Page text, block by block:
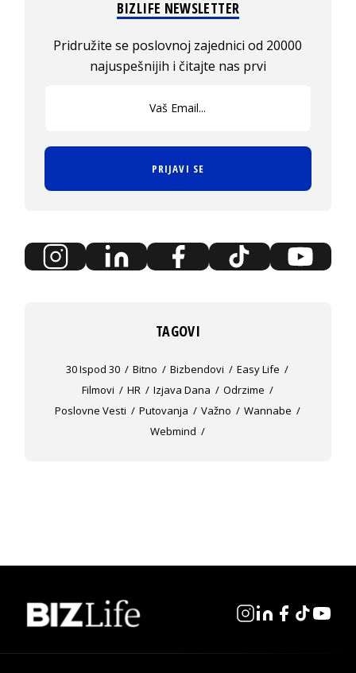
BIZLIFE NEWSLETTER
Pridružite se poslovnoj zajednici od 20000
najuspešnijih i čitajte nas prvi
PRIJAVI SE
TAGOVI
30 Ispod 30 Bitno Bizbendovi
Easy Life
Filmovi
HR Izjava Dana
Odrzime
Poslovne Vesti
Putovanja Važno
Wannabe
Webmind